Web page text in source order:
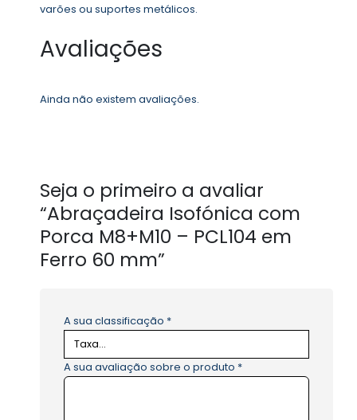
varões ou suportes metálicos.
Avaliações
Ainda não existem avaliações.
Seja o primeiro a avaliar
“Abraçadeira Isofónica com
Porca M8+M10 – PCL104 em
Ferro 60 mm”
A sua classificação *
A sua avaliação sobre o produto *